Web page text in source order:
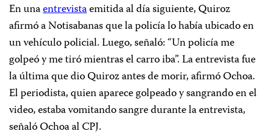
En unaentrevistaemitida al día siguiente, Quiroz
afirmó a Notisabanas que la policía lo había ubicado en
un vehículo policial. Luego, señaló: “Un policía me
golpeó y me tiró mientras el carro iba”. La entrevista fue
la última que dio Quiroz antes de morir, afirmó Ochoa.
El periodista, quien aparece golpeado y sangrando en el
video, estaba vomitando sangre durante la entrevista,
señaló Ochoa al CPJ.